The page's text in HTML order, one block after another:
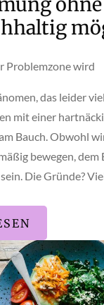
Problemzone wird
das leider
mit einer
Bauch. Obwohl
bewegen, dem
Die Gründe?